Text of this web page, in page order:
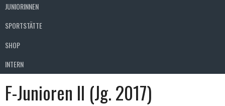
JUNIORINNEN
SPORTSTÄTTE
SHOP
INTERN
F-Junioren II (Jg. 2017)